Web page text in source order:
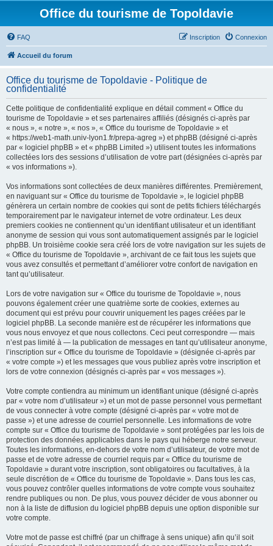
Office du tourisme de Topoldavie
FAQ Connexion
Inscription
Accueil du forum
Office du tourisme de Topoldavie - Politique de
confidentialité
Cette politique de confidentialité explique en détail comment « Office du
tourisme de Topoldavie » et ses partenaires affiliés (désignés ci-après par
« nous », « notre », « nos », « Office du tourisme de Topoldavie » et
« https://web1-math.univ-lyon1.fr/prepa-agreg ») et phpBB (désigné ci-après
par « logiciel phpBB » et « phpBB Limited ») utilisent toutes les informations
collectées lors des sessions d’utilisation de votre part (désignées ci-après par
« vos informations »).
Vos informations sont collectées de deux manières différentes. Premièrement,
en naviguant sur « Office du tourisme de Topoldavie », le logiciel phpBB
génèrera un certain nombre de cookies qui sont de petits fichiers téléchargés
temporairement par le navigateur internet de votre ordinateur. Les deux
premiers cookies ne contiennent qu’un identifiant utilisateur et un identifiant
anonyme de session qui vous sont automatiquement assignés par le logiciel
phpBB. Un troisième cookie sera créé lors de votre navigation sur les sujets de
« Office du tourisme de Topoldavie », archivant de ce fait tous les sujets que
vous avez consultés et permettant d’améliorer votre confort de navigation en
tant qu’utilisateur.
Lors de votre navigation sur « Office du tourisme de Topoldavie », nous
pouvons également créer une quatrième sorte de cookies, externes au
document qui est prévu pour couvrir uniquement les pages créées par le
logiciel phpBB. La seconde manière est de récupérer les informations que
vous nous envoyez et que nous collectons. Ceci peut correspondre — mais
n’est pas limité à — la publication de messages en tant qu’utilisateur anonyme,
l’inscription sur « Office du tourisme de Topoldavie » (désignée ci-après par
« votre compte ») et les messages que vous publiez après votre inscription et
lors de votre connexion (désignés ci-après par « vos messages »).
Votre compte contiendra au minimum un identifiant unique (désigné ci-après
par « votre nom d’utilisateur ») et un mot de passe personnel vous permettant
de vous connecter à votre compte (désigné ci-après par « votre mot de
passe ») et une adresse de courriel personnelle. Les informations de votre
compte sur « Office du tourisme de Topoldavie » sont protégées par les lois de
protection des données applicables dans le pays qui héberge notre serveur.
Toutes les informations, en-dehors de votre nom d’utilisateur, de votre mot de
passe et de votre adresse de courriel requis par « Office du tourisme de
Topoldavie » durant votre inscription, sont obligatoires ou facultatives, à la
seule discrétion de « Office du tourisme de Topoldavie ». Dans tous les cas,
vous pouvez contrôler quelles informations de votre compte vous souhaitez
rendre publiques ou non. De plus, vous pouvez décider de vous abonner ou
non à la liste de diffusion du logiciel phpBB depuis une option disponible sur
votre compte.
Votre mot de passe est chiffré (par un chiffrage à sens unique) afin qu’il soit